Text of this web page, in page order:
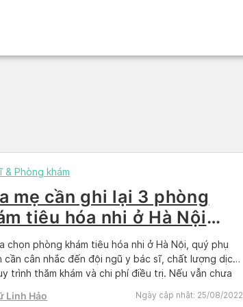
& Phòng khám
mẹ cần ghi lại 3 phòng
tiêu hóa nhi ở Hà Nội
chọn phòng khám tiêu hóa nhi ở Hà Nội, quý phụ
cần cân nhắc đến đội ngũ y bác sĩ, chất lượng dịch
trình thăm khám và chi phí điều trị. Nếu vẫn chưa
[…]
Linh Hảo Ngày cập nhật: 25/08/2022